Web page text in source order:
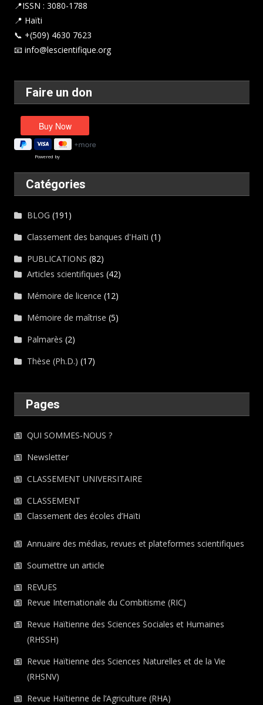
📍ISSN : 3080-1788
📍 Haïti
📞 +(509) 4630 7623
📧 info@lescientifique.org
Faire un don
Powered by
Catégories
BLOG (191)
Classement des banques d'Haïti (1)
PUBLICATIONS (82)
Articles scientifiques (42)
Mémoire de licence (12)
Mémoire de maîtrise (5)
Palmarès (2)
Thèse (Ph.D.) (17)
Pages
QUI SOMMES-NOUS ?
Newsletter
CLASSEMENT UNIVERSITAIRE
CLASSEMENT
Classement des écoles d’Haïti
Annuaire des médias, revues et plateformes scientifiques
Soumettre un article
REVUES
Revue Internationale du Combitisme (RIC)
Revue Haïtienne des Sciences Sociales et Humaines
(RHSSH)
Revue Haïtienne des Sciences Naturelles et de la Vie
(RHSNV)
Revue Haïtienne de l’Agriculture (RHA)